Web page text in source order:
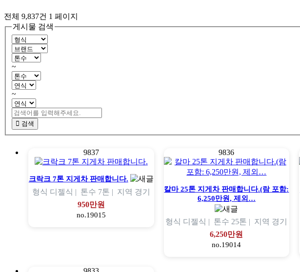
전체 9,837건 1 페이지
게시물 검색
~
~
검색
9837
크락크 7톤 지게차 판매합니다.
형식 디젤식 | 톤수 7톤 | 지역 경기
950만원
no.19015
9836
칼마 25톤 지게차 판매합니다.(람 포함:
6,250만원, 제외…
형식 디젤식 | 톤수 25톤 | 지역 경기
6,250만원
no.19014